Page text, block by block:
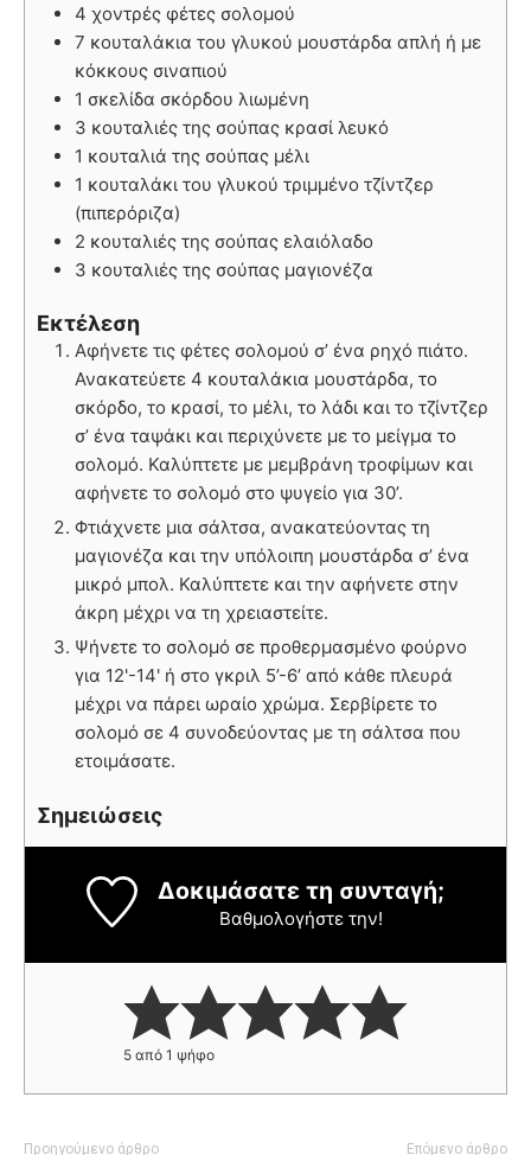
4 χοντρές φέτες σολομού
7 κουταλάκια του γλυκού μουστάρδα απλή ή με
κόκκους σιναπιού
1 σκελίδα σκόρδου λιωμένη
3 κουταλιές της σούπας κρασί λευκό
1 κουταλιά της σούπας μέλι
1 κουταλάκι του γλυκού τριμμένο τζίντζερ
(πιπερόριζα)
2 κουταλιές της σούπας ελαιόλαδο
3 κουταλιές της σούπας μαγιονέζα
Εκτέλεση
Αφήνετε τις φέτες σολομού σ’ ένα ρηχό πιάτο.
Ανακατεύετε 4 κουταλάκια μουστάρδα, το
σκόρδο, το κρασί, το μέλι, το λάδι και το τζίντζερ
σ’ ένα ταψάκι και περιχύνετε με το μείγμα το
σολομό. Καλύπτετε με μεμβράνη τροφίμων και
αφήνετε το σολομό στο ψυγείο για 30’.
Φτιάχνετε μια σάλτσα, ανακατεύοντας τη
μαγιονέζα και την υπόλοιπη μουστάρδα σ’ ένα
μικρό μπολ. Καλύπτετε και την αφήνετε στην
άκρη μέχρι να τη χρειαστείτε.
Ψήνετε το σολομό σε προθερμασμένο φούρνο
για 12'-14' ή στο γκριλ 5’-6’ από κάθε πλευρά
μέχρι να πάρει ωραίο χρώμα. Σερβίρετε το
σολομό σε 4 συνοδεύοντας με τη σάλτσα που
ετοιμάσατε.
Σημειώσεις
Δοκιμάσατε τη συνταγή;
Βαθμολογήστε την!
5 από 1 ψήφο
Προηγούμενο άρθρο Επόμενο άρθρο